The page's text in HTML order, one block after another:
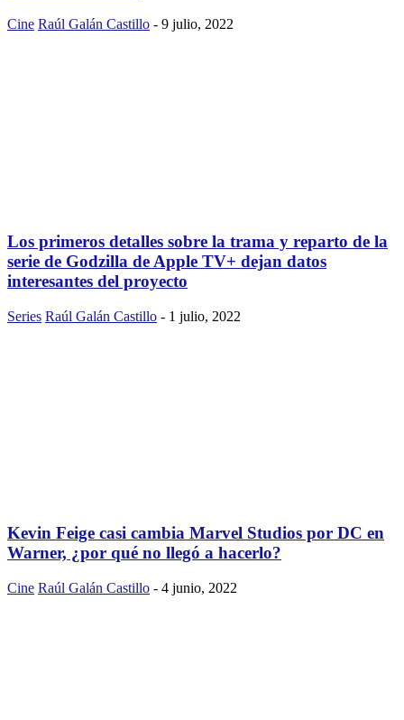
Cine Raúl Galán Castillo - 9 julio, 2022
Los primeros detalles sobre la trama y reparto de la
serie de Godzilla de Apple TV+ dejan datos
interesantes del proyecto
Series Raúl Galán Castillo - 1 julio, 2022
Kevin Feige casi cambia Marvel Studios por DC en
Warner, ¿por qué no llegó a hacerlo?
Cine Raúl Galán Castillo - 4 junio, 2022